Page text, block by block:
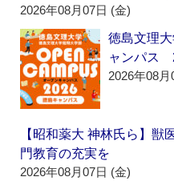
2026年08月07日 (金)
徳島文理
ャンパス
2026年08
【昭和薬大 神林氏ら】獣
門教育の充実を
2026年08月07日 (金)